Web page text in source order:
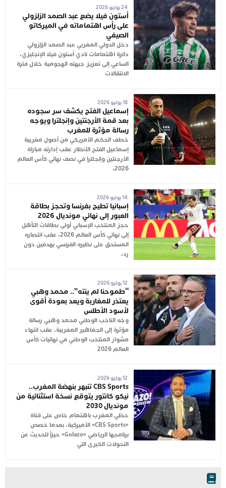
24 يوليو 2026
أستون فيلا يضع عبد الصمد الزلزولي
على رأس اهتماماته في الميركاتو
الصيفي
دخل الدولي المغربي عبد الصمد الزلزولي
دائرة اهتمامات نادي أستون فيلا الإنجليزي،
الساعي إلى تعزيز جبهته الهجومية خلال فترة
الانتقالات
18 يوليو 2026
إسماعيل الفتح يكشف سر سجوده
بعد قمة الأرجنتين وإنجلترا ويوجه
رسالة مؤثرة للمغرب
خطف الحكم الأمريكي من أصول مغربية
إسماعيل الفتح الأنظار عقب إدارته مباراة
الأرجنتين وإنجلترا في نصف نهائي كأس العالم
2026،
14 يوليو 2026
إسبانيا تطيح بفرنسا وتحجز بطاقة
العبور إلى نهائي مونديال 2026
حجز المنتخب الإسباني أولى بطاقات التأهل
إلى نهائي كأس العالم 2026، عقب انتصاره
المستحق على نظيره الفرنسي بهدفين دون
رد،
12 يوليو 2026
“طموحنا لم ينته”.. محمد وهبي
يعتذر للمغاربة ويعد بعودة أقوى
لأسود الأطلس
وجّه الناخب الوطني محمد وهبي رسالة
مؤثرة إلى الجماهير المغربية، عقب انتهاء
مشوار المنتخب الوطني في نهائيات كأس
العالم 2026
12 يوليو 2026
CBS Sports تنبهر بنهضة المغرب..
نيكو كانتور يتوقع نسخة استثنائية من
مونديال 2030
حظي المغرب باهتمام خاص على قناة
«CBS Sports» الأميركية، بعدما خصص
برنامجها الرياضي «Golazo» حيزاً للحديث عن
التحولات الكبرى التي